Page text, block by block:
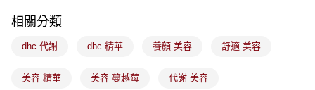
1.分期款項不併入電信帳單，「大哥付你分期」於每月結算日後寄送繳費提
2.透過簡訊連結打開帳單後，可選擇「超商條碼／台灣大直營門市／銀行轉
【注意事項】
每筆NT$100，滿NT$899(含以上)免運費
7-11取貨付款
每筆NT$100，滿NT$899(含以上)免運費
相關分類
dhc 代謝 dhc 精華 養顏 美容 舒適 美容
美容 精華 美容 蔓越莓 代謝 美容